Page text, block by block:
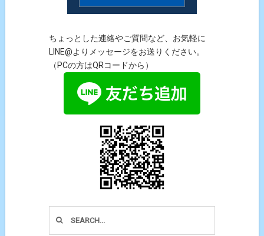
ちょっとした連絡やご質問など、お気軽に
LINE@よりメッセージをお送りください。
（PCの方はQRコードから）